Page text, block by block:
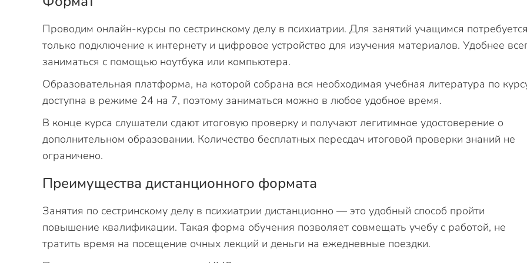
Проводим онлайн-курсы по сестринскому делу в психиатрии. Для занятий учащимся потребуется
только подключение к интернету и цифровое устройство для изучения материалов. Удобнее
заниматься с помощью ноутбука или компьютера.
Образовательная платформа, на которой собрана вся необходимая учебная литература по
доступна в режиме 24 на 7, поэтому заниматься можно в любое удобное время.
В конце курса слушатели сдают итоговую проверку и получают легитимное удостоверение о
дополнительном образовании. Количество бесплатных пересдач итоговой проверки знаний не
ограничено.
Преимущества дистанционного формата
Занятия по сестринскому делу в психиатрии дистанционно — это удобный способ пройти
повышение квалификации. Такая форма обучения позволяет совмещать учебу с работой, не
тратить время на посещение очных лекций и деньги на ежедневные поездки.